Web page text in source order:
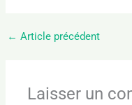
← Article précédent
Laisser un